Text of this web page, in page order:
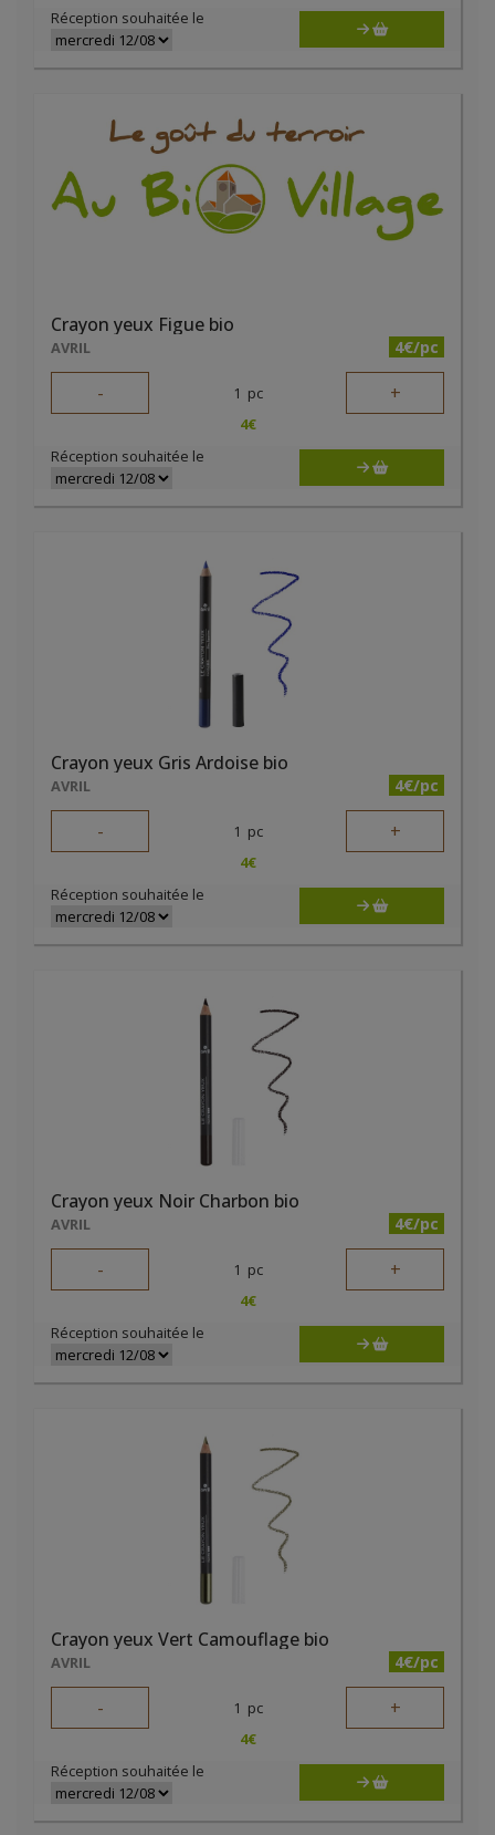
Réception souhaitée le
Crayon yeux Figue bio
AVRIL 4€/pc
- 1 pc +
4€
Réception souhaitée le
Crayon yeux Gris Ardoise bio
AVRIL 4€/pc
- 1 pc +
4€
Réception souhaitée le
Crayon yeux Noir Charbon bio
AVRIL 4€/pc
- 1 pc +
4€
Réception souhaitée le
Crayon yeux Vert Camouflage bio
AVRIL 4€/pc
- 1 pc +
4€
Réception souhaitée le